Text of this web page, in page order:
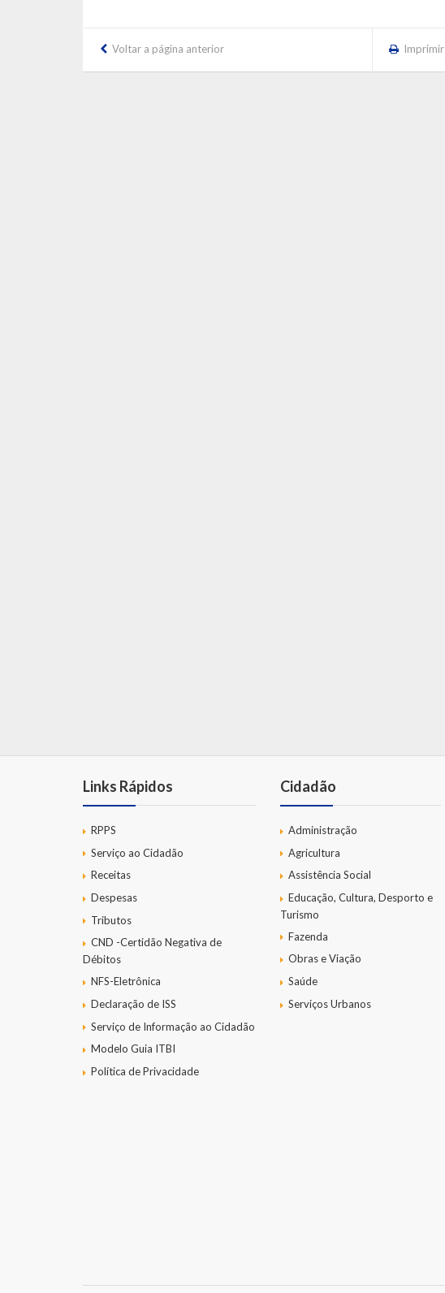
Voltar a página anterior Imprimir
Links Rápidos
RPPS
Serviço ao Cidadão
Receitas
Despesas
Tributos
CND -Certidão Negativa de
Débitos
NFS-Eletrônica
Declaração de ISS
Serviço de Informação ao Cidadão
Modelo Guia ITBI
Política de Privacidade
Cidadão
Administração
Agricultura
Assistência Social
Educação, Cultura, Desporto e
Turismo
Fazenda
Obras e Viação
Saúde
Serviços Urbanos